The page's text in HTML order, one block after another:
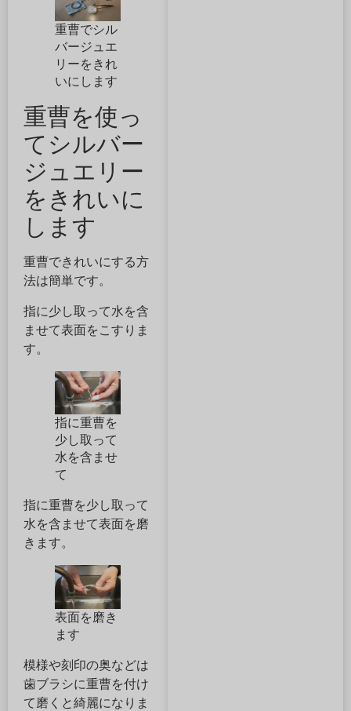
重曹でシル
バージュエ
リーをきれ
いにします
重曹を使っ
てシルバー
ジュエリー
をきれいに
します
重曹できれいにする方
法は簡単です。
指に少し取って水を含
ませて表面をこすりま
す。
指に重曹を
少し取って
水を含ませ
て
指に重曹を少し取って
水を含ませて表面を磨
きます。
表面を磨き
ます
模様や刻印の奥などは
歯ブラシに重曹を付け
て磨くと綺麗になりま